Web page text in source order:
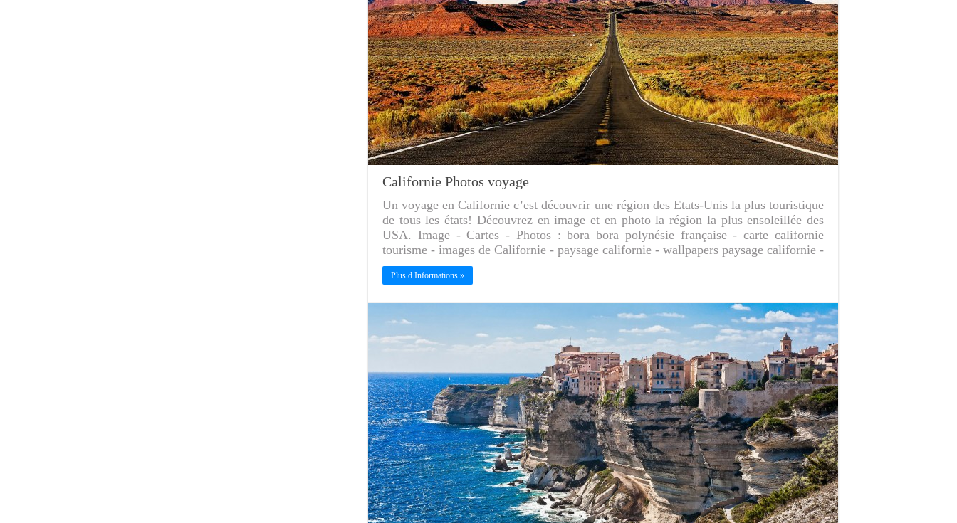
Californie Photos voyage
Un voyage en Californie c’est découvrir une région des Etats-Unis la plus touristique
de tous les états! Découvrez en image et en photo la région la plus ensoleillée des
USA. Image - Cartes - Photos : bora bora polynésie française - carte californie
tourisme - images de Californie - paysage californie - wallpapers paysage californie -
Plus d Informations »